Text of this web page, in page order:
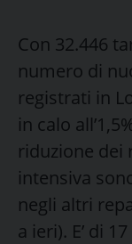
Con 32.446
numero di
registrati in
in calo
riduzione dei
intensiva
negli altri
a ieri). E’ di